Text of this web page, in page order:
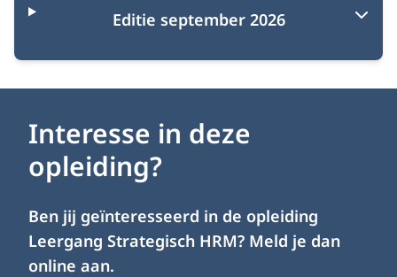
Editie september 2026
Interesse in deze
opleiding?
Ben jij geïnteresseerd in de opleiding
Leergang Strategisch HRM? Meld je dan
online aan.